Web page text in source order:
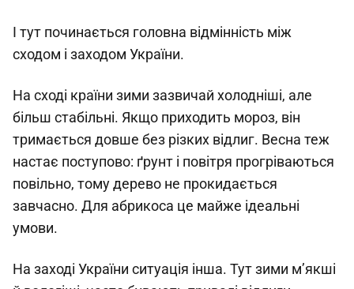
І тут починається головна відмінність між
сходом і заходом України.
На сході країни зими зазвичай холодніші, але
більш стабільні. Якщо приходить мороз, він
тримається довше без різких відлиг. Весна теж
настає поступово: ґрунт і повітря прогріваються
повільно, тому дерево не прокидається
завчасно. Для абрикоса це майже ідеальні
умови.
На заході України ситуація інша. Тут зими м’якші